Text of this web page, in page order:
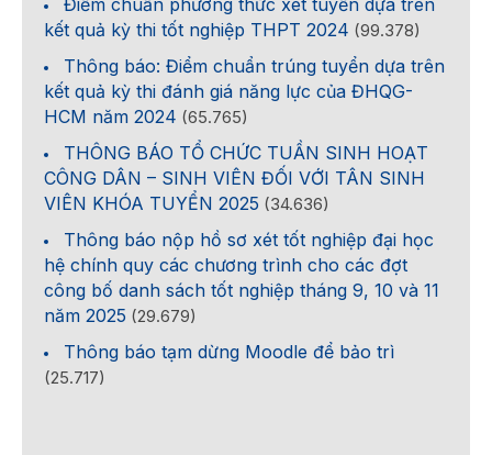
kết quả kỳ thi tốt nghiệp THPT 2024 (99.378)
Thông báo: Điểm chuẩn trúng tuyển dựa trên
kết quả kỳ thi đánh giá năng lực của ĐHQG-
HCM năm 2024 (65.765)
THÔNG BÁO TỔ CHỨC TUẦN SINH HOẠT
CÔNG DÂN – SINH VIÊN ĐỐI VỚI TÂN SINH
VIÊN KHÓA TUYỂN 2025 (34.636)
Thông báo nộp hồ sơ xét tốt nghiệp đại học
hệ chính quy các chương trình cho các đợt
công bố danh sách tốt nghiệp tháng 9, 10 và 11
năm 2025 (29.679)
Thông báo tạm dừng Moodle để bảo trì
(25.717)